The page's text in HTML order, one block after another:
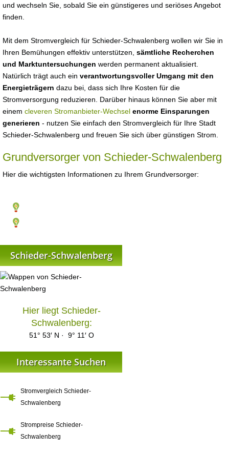
und wechseln Sie, sobald Sie ein günstigeres und seriöses Angebot
finden.
Mit dem Stromvergleich für Schieder-Schwalenberg wollen wir Sie in
Ihren Bemühungen effektiv unterstützen, sämtliche Recherchen
und Marktuntersuchungen werden permanent aktualisiert.
Natürlich trägt auch ein verantwortungsvoller Umgang mit den
Energieträgern dazu bei, dass sich Ihre Kosten für die
Stromversorgung reduzieren. Darüber hinaus können Sie aber mit
einem cleveren Stromanbieter-Wechsel enorme Einsparungen
generieren - nutzen Sie einfach den Stromvergleich für Ihre Stadt
Schieder-Schwalenberg und freuen Sie sich über günstigen Strom.
Grundversorger von Schieder-Schwalenberg
Hier die wichtigsten Informationen zu Ihrem Grundversorger:
Schieder-Schwalenberg
Hier liegt Schieder-
Schwalenberg:
51° 53′ N · 9° 11′ O
Interessante Suchen
Stromvergleich Schieder-
Schwalenberg
Strompreise Schieder-
Schwalenberg